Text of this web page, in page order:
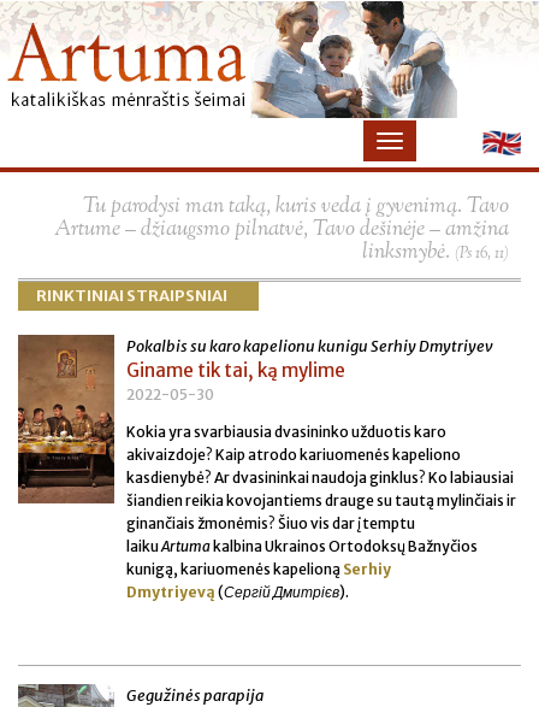
Tu parodysi man taką, kuris veda į gyvenimą. Tavo
Artume – džiaugsmo pilnatvė, Tavo dešinėje – amžina
linksmybė. (Ps 16, 11)
RINKTINIAI STRAIPSNIAI
Pokalbis su karo kapelionu kunigu Serhiy Dmytriyev
Giname tik tai, ką mylime
2022-05-30
Kokia yra svarbiausia dvasininko užduotis karo
akivaizdoje? Kaip atrodo kariuomenės kapeliono
kasdienybė? Ar dvasininkai naudoja ginklus? Ko labiausiai
šiandien reikia kovojantiems drauge su tautą mylinčiais ir
ginančiais žmonėmis? Šiuo vis dar įtemptu
laikuArtuma kalbina Ukrainos Ortodoksų Bažnyčios
kunigą, kariuomenės kapelioną Serhiy
Dmytriyevą (Сергій Дмитрієв).
Gegužinės parapija
×